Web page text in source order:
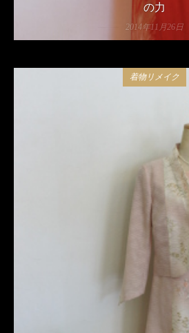
の力
2014年11月26日
着物リメイク